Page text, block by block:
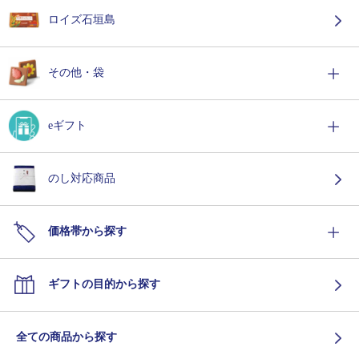
ロイズ石垣島
その他・袋
eギフト
のし対応商品
価格帯から探す
ギフトの目的から探す
全ての商品から探す